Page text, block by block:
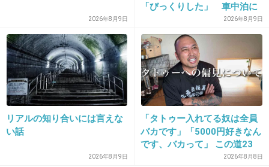
ファン減らないといいけど…
33. 匿名2018/09/13(木) 22:14:26
結構チャラいよね
+284 -18
2026年8月9日
「びっくりした」 車中泊に
もリスクが 「熱したフライ
パンに飛び込むようなもの」
2026年8月9日
リアルの知り合いには言えな
い話
2026年8月9日
「タトゥー入れてる奴は全員
バカです」「5000円好きなん
です、バカって」 この道23
年の彫り師YouTuberの動画
2026年8月8日